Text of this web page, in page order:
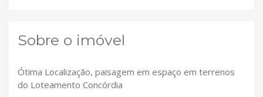
Sobre o imóvel
Ótima Localização, paisagem em espaço em terrenos
do Loteamento Concórdia